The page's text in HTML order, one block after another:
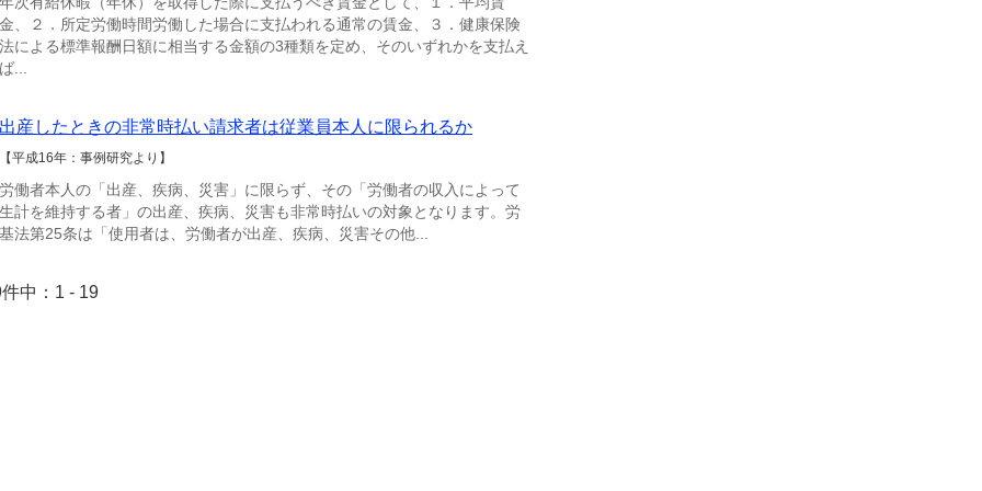
金、２．所定労働時間労働した場合に支払われる通常の賃金、３．健康保険
法による標準報酬日額に相当する金額の3種類を定め、そのいずれかを支払え
ば...
出産したときの非常時払い請求者は従業員本人に限られるか
【平成16年：事例研究より】
労働者本人の「出産、疾病、災害」に限らず、その「労働者の収入によって
生計を維持する者」の出産、疾病、災害も非常時払いの対象となります。労
基法第25条は「使用者は、労働者が出産、疾病、災害その他...
中：1 - 19